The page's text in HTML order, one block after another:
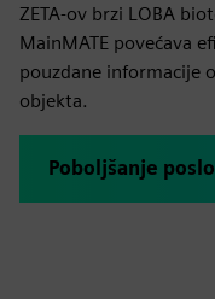
ZETA-ov brzi LOBA
MainMATE povećava
pouzdane informacije
objekta.